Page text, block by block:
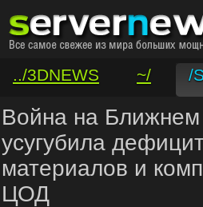
../3DNEWS ~/ /
/VAR/CONTACT
Война на Ближнем
усугубила
материалов и
ЦОД